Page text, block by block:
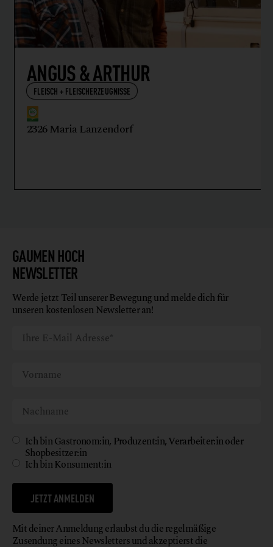
ANGUS & ARTHUR
FLEISCH + FLEISCHERZEUGNISSE
2326 Maria Lanzendorf
GAUMEN HOCH
NEWSLETTER
Werde jetzt Teil unserer Bewegung und melde dich für
unseren kostenlosen Newsletter an!
Ich bin Gastronom:in, Produzent:in, Verarbeiter:in oder
Shopbesitzer:in
Ich bin Konsument:in
JETZT ANMELDEN
Mit deiner Anmeldung erlaubst du die regelmäßige
Zusendung eines Newsletters und akzeptierst die